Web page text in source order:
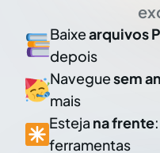
Baixearquivos
depois
Naveguesem
mais
Esteja na frente
ferramentas